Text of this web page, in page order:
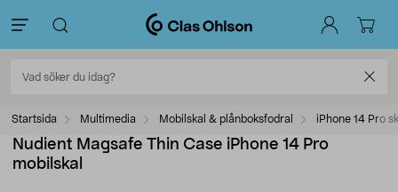
Startsida Multimedia Mobilskal & plånboksfodral iPhone 14 Pro
Nudient Magsafe Thin Case iPhone 14 Pro
mobilskal